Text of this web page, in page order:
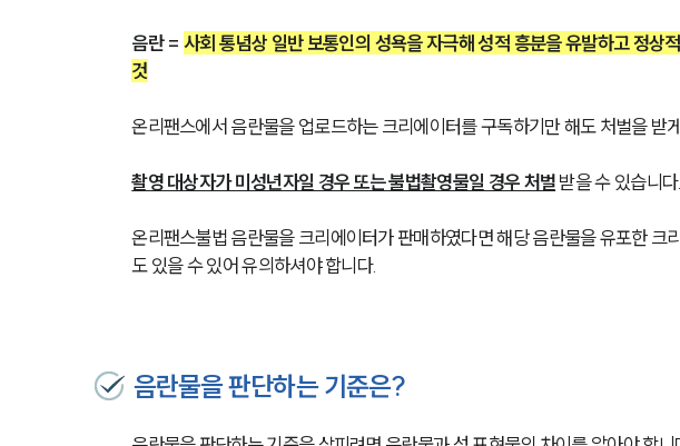
음란 = 사회 통념상 일반 보통인의 성욕을 자극해 성적 흥분을 유발하고 정상
것
온리팬스에서 음란물을 업로드하는 크리에이터를 구독하기만 해도 처벌을 받
촬영 대상자가 미성년자일 경우 또는 불법촬영물일 경우 처벌받을 수 있습니다.
온리팬스불법 음란물을 크리에이터가 판매하였다면 해당 음란물을 유포한 크
도 있을 수 있어 유의하셔야 합니다.
음란물을 판단하는 기준은?